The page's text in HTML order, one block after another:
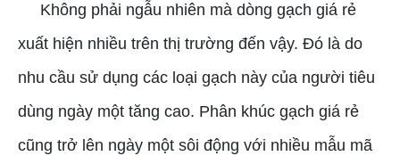
Không phải ngẫu nhiên mà dòng gạch giá rẻ
xuất hiện nhiều trên thị trường đến vậy. Đó là do
nhu cầu sử dụng các loại gạch này của người tiêu
dùng ngày một tăng cao. Phân khúc gạch giá rẻ
cũng trở lên ngày một sôi động với nhiều mẫu mã